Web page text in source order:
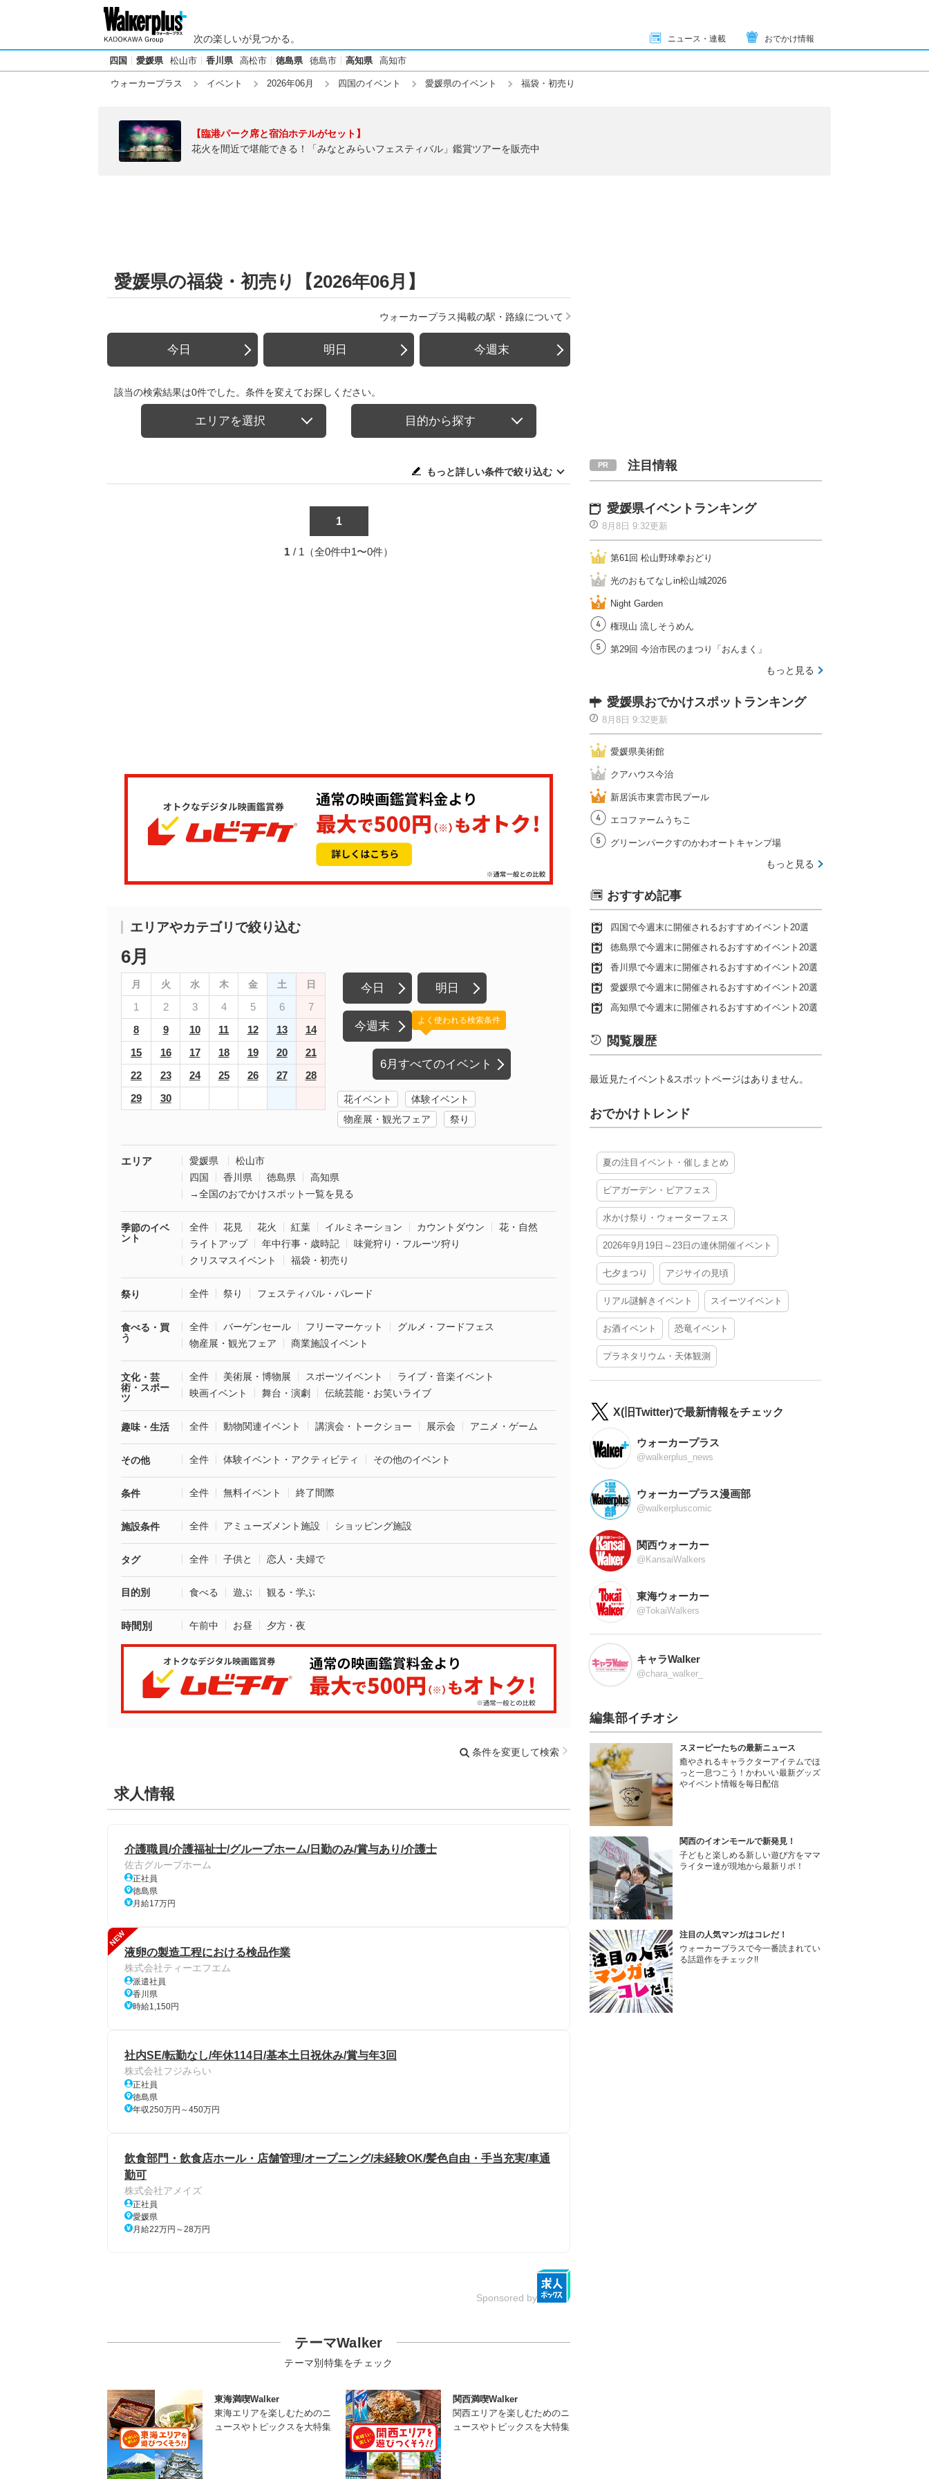
次の楽しいが見つかる。 ニュース・連載 おでかけ情報
四国 愛媛県 松山市 香川県 高松市 徳島県 徳島市 高知県 高知市
ウォーカープラス イベント 2026年06月 四国のイベント 愛媛県のイベント 福袋・初売り
【臨港パーク席と宿泊ホテルがセット】
花火を間近で堪能できる！「みなとみらいフェスティバル」鑑賞ツアーを販売中
愛媛県の福袋・初売り【2026年06月】
ウォーカープラス掲載の駅・路線について
今日 明日 今週末
該当の検索結果は0件でした。条件を変えてお探しください。
エリアを選択 目的から探す
もっと詳しい条件で絞り込む
1
1 / 1（全0件中1〜0件）
エリアやカテゴリで絞り込む
6月
月 火 水 木 金 土 日
1 2 3 4 5 6
7
8
9 10 11 12 13
14
15
16 17 18 19 20
21
22
23 24 25 26 27
28
29
30
今日 明日
今週末
6月すべてのイベント
よく使われる検索条件
花イベント
体験イベント
物産展・観光フェア
祭り
エリア 愛媛県
松山市
四国
香川県 徳島県
高知県
→全国のおでかけスポット一覧を見る
季節のイベ
ント
全件 花見 花火 紅葉 イルミネーション カウントダウン
花・自然
ライトアップ
年中行事・歳時記
味覚狩り・フルーツ狩り
クリスマスイベント
福袋・初売り
祭り 全件 祭り フェスティバル・パレード
食べる・買
う
全件 バーゲンセール フリーマーケット
グルメ・フードフェス
物産展・観光フェア
商業施設イベント
文化・芸
術・スポー
ツ
全件 美術展・博物展 スポーツイベント
ライブ・音楽イベント
映画イベント
舞台・演劇 伝統芸能・お笑いライブ
趣味・生活 全件 動物関連イベント 講演会・トークショー 展示会 アニメ・ゲーム
その他 全件 体験イベント・アクティビティ その他のイベント
条件 全件 無料イベント 終了間際
施設条件 全件 アミューズメント施設 ショッピング施設
タグ 全件 子供と 恋人・夫婦で
目的別 食べる 遊ぶ 観る・学ぶ
時間別 午前中 お昼 夕方・夜
条件を変更して検索
求人情報
介護職員/介護福祉士/グループホーム/日勤のみ/賞与あり/介護士
佐古グループホーム
正社員
徳島県
月給17万円
NEW
液卵の製造工程における検品作業
株式会社ティーエフエム
派遣社員
香川県
時給1,150円
社内SE/転勤なし/年休114日/基本土日祝休み/賞与年3回
株式会社フジみらい
正社員
徳島県
年収250万円～450万円
飲食部門・飲食店ホール・店舗管理/オープニング/未経験OK/髪色自由・手当充実/車通
勤可
株式会社アメイズ
正社員
愛媛県
月給22万円～28万円
Sponsored by
テーマWalker
テーマ別特集をチェック
東海満喫Walker
東海エリアを楽しむためのニ
ュースやトピックスを大特集
関西満喫Walker
関西エリアを楽しむためのニ
ュースやトピックスを大特集
注目情報
愛媛県イベントランキング
8月8日 9:32更新
第61回 松山野球拳おどり
光のおもてなしin松山城2026
Night Garden
権現山 流しそうめん
第29回 今治市民のまつり「おんまく」
もっと見る
愛媛県おでかけスポットランキング
8月8日 9:32更新
愛媛県美術館
クアハウス今治
新居浜市東雲市民プール
エコファームうちこ
グリーンパークすのかわオートキャンプ場
もっと見る
おすすめ記事
四国で今週末に開催されるおすすめイベント20選
徳島県で今週末に開催されるおすすめイベント20選
香川県で今週末に開催されるおすすめイベント20選
愛媛県で今週末に開催されるおすすめイベント20選
高知県で今週末に開催されるおすすめイベント20選
閲覧履歴
最近見たイベント&スポットページはありません。
おでかけトレンド
夏の注目イベント・催しまとめ
ビアガーデン・ビアフェス
水かけ祭り・ウォーターフェス
2026年9月19日～23日の連休開催イベント
七夕まつり アジサイの見頃
リアル謎解きイベント スイーツイベント
お酒イベント 恐竜イベント
プラネタリウム・天体観測
X(旧Twitter)で最新情報をチェック
ウォーカープラス
@walkerplus_news
ウォーカープラス漫画部
@walkerpluscomic
関西ウォーカー
@KansaiWalkers
東海ウォーカー
@TokaiWalkers
キャラWalker
@chara_walker_
編集部イチオシ
スヌーピーたちの最新ニュース
癒やされるキャラクターアイテムでほ
っと一息つこう！かわいい最新グッズ
やイベント情報を毎日配信
関西のイオンモールで新発見！
子どもと楽しめる新しい遊び方をママ
ライター達が現地から最新リポ！
注目の人気マンガはコレだ！
ウォーカープラスで今一番読まれてい
る話題作をチェック!!